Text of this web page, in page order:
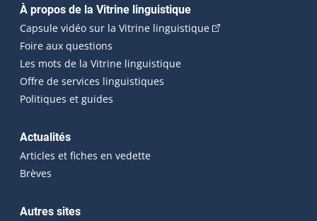
Navigation principale
À propos de la Vitrine linguistique
Capsule vidéo sur la Vitrine linguistique(Cet hyperlien
Foire aux questions
Les mots de la Vitrine linguistique
Offre de services linguistiques
Politiques et guides
Actualités
Articles et fiches en vedette
Brèves
Autres sites